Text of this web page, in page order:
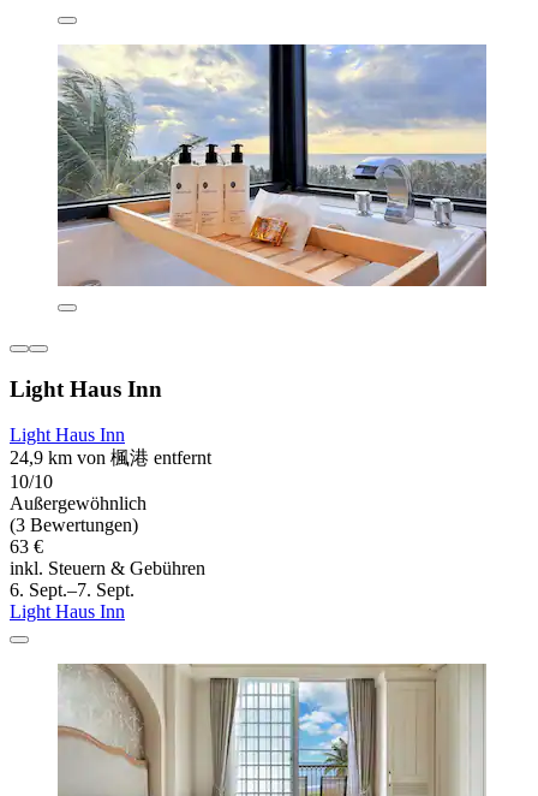
Light Haus Inn
Light Haus Inn
24,9 km von 楓港 entfernt
10/10
Außergewöhnlich
(3 Bewertungen)
63 €
inkl. Steuern & Gebühren
6. Sept.–7. Sept.
Light Haus Inn